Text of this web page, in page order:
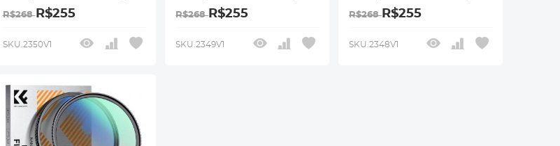
Cinematic Effect Mist CPL, 18
multicamadas, série Nano-
R$268R$255
SKU.2350V1
Cinematic Effect Mist CPL, 18
multicamadas, série Nano-
R$268 R$255
SKU.2349V1
Cinematic Effect Mist CPL, 18
multicamadas, série Nano-
R$268R$255
SKU.2348V1